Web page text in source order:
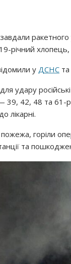
річний
уДСНС та
удару
39, 42, 48 та 61-
лікарні.
горіли
та